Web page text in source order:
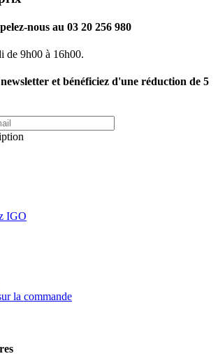
nous au 03 20 256 980
de 9h00 à 16h00.
et bénéficiez d'une réduction de 5
IGO
la commande